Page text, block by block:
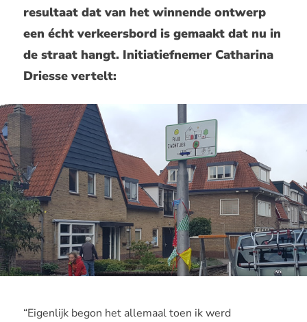
resultaat dat van het winnende ontwerp
een écht verkeersbord is gemaakt dat nu in
de straat hangt. Initiatiefnemer Catharina
Driesse vertelt:
“Eigenlijk begon het allemaal toen ik werd